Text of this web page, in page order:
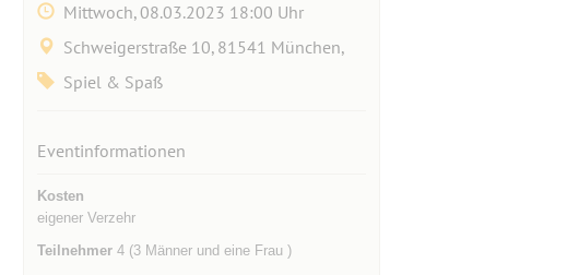
Mittwoch, 08.03.2023 18:00 Uhr
Schweigerstraße 10, 81541 München,
Spiel & Spaß
Eventinformationen
Kosten
eigener Verzehr
Teilnehmer4 (3 Männer und eine Frau )